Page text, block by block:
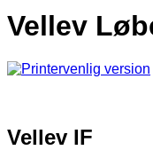
Vellev
Vellev IF